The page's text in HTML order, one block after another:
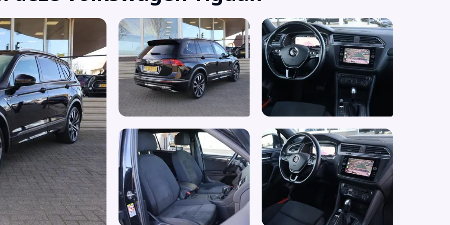
LED achterlichten
LED dagrijverlichting
Lederen stuurwiel
Lederen versnellingspook
LED koplampen
Mistlampen voor adaptief
Multimedia-voorbereiding
Vervolgbotsing preventie
Verwarmde voorruit
Volledig digitaal instrumentenpaneel
Voorstoel(en) met massagefunctie
Voorstoelen in hoogte verstelbaar
Warmtewerende voorruit
Zij airbag(s) voor